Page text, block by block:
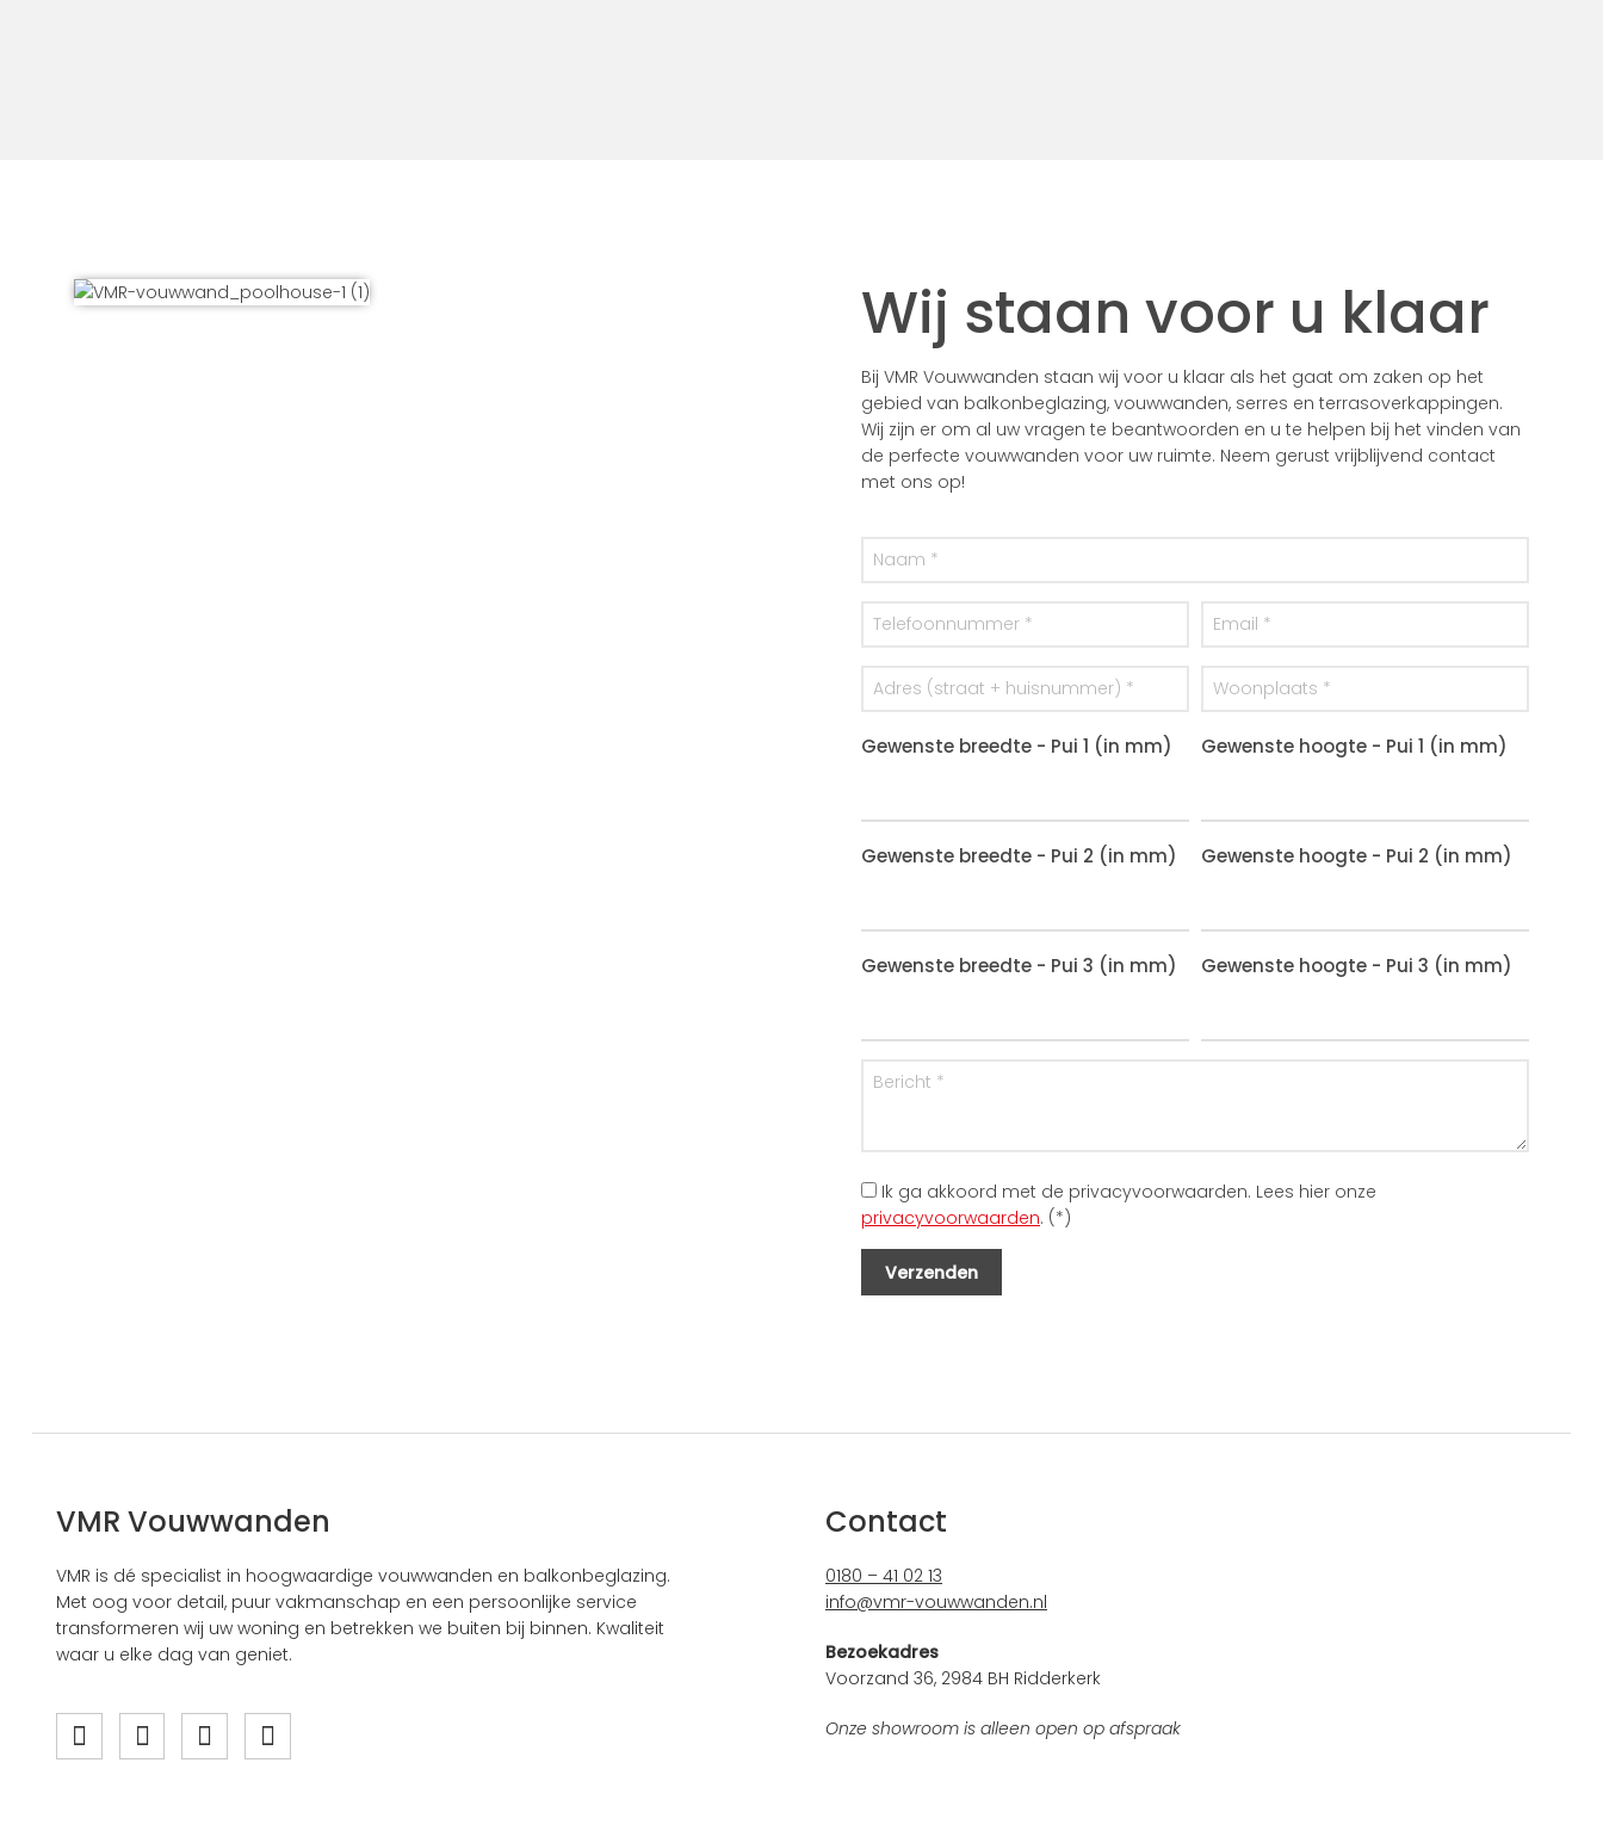
Wij staan voor u klaar
Bij VMR Vouwwanden staan wij voor u klaar als het gaat om zaken op het
gebied van balkonbeglazing, vouwwanden, serres en terrasoverkappingen.
Wij zijn er om al uw vragen te beantwoorden en u te helpen bij het vinden van
de perfecte vouwwanden voor uw ruimte. Neem gerust vrijblijvend contact
met ons op!
Gewenste breedte - Pui 1 (in mm) Gewenste hoogte - Pui 1 (in mm)
Gewenste breedte - Pui 2 (in mm) Gewenste hoogte - Pui 2 (in mm)
Gewenste breedte - Pui 3 (in mm) Gewenste hoogte - Pui 3 (in mm)
Ik ga akkoord met de privacyvoorwaarden. Lees hier onze
privacyvoorwaarden. (*)
VMR Vouwwanden
VMR is dé specialist in hoogwaardige vouwwanden en balkonbeglazing.
Met oog voor detail, puur vakmanschap en een persoonlijke service
transformeren wij uw woning en betrekken we buiten bij binnen. Kwaliteit
waar u elke dag van geniet.
Contact
0180 – 41 02 13
info@vmr-vouwwanden.nl
Bezoekadres
Voorzand 36, 2984 BH Ridderkerk
Onze showroom is alleen open op afspraak